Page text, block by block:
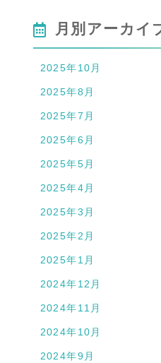
月別アーカイ
2025年10月
2025年8月
2025年7月
2025年6月
2025年5月
2025年4月
2025年3月
2025年2月
2025年1月
2024年12月
2024年11月
2024年10月
2024年9月